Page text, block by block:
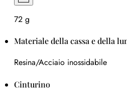
72 g
Materiale della cassa e della
Resina/Acciaio inossidabile
Cinturino